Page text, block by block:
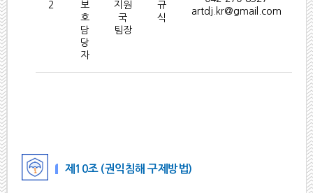
2
보
호
담
당
자
지원
국
팀장
규
식
artdj.kr@gmail.com
제10조 (권익침해 구제방법)